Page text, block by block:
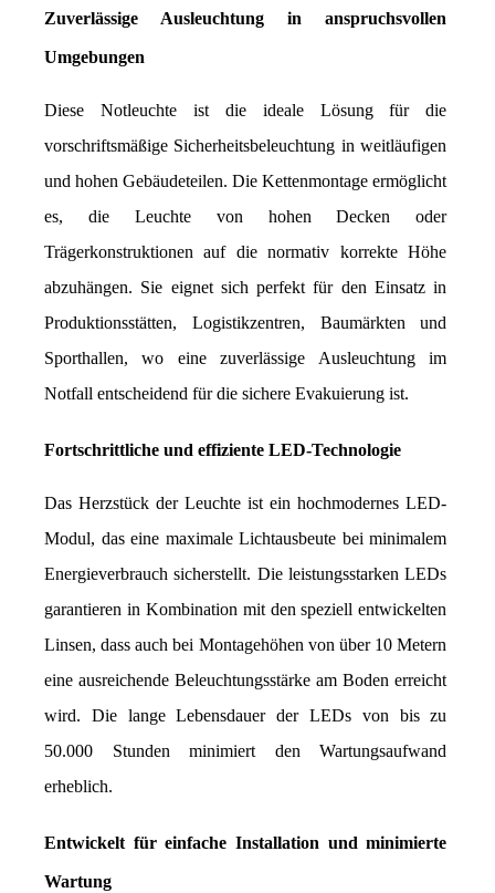
Zuverlässige Ausleuchtung in anspruchsvollen
Umgebungen
Diese Notleuchte ist die ideale Lösung für die
vorschriftsmäßige Sicherheitsbeleuchtung in weitläufigen
und hohen Gebäudeteilen. Die Kettenmontage ermöglicht
es, die Leuchte von hohen Decken oder
Trägerkonstruktionen auf die normativ korrekte Höhe
abzuhängen. Sie eignet sich perfekt für den Einsatz in
Produktionsstätten, Logistikzentren, Baumärkten und
Sporthallen, wo eine zuverlässige Ausleuchtung im
Notfall entscheidend für die sichere Evakuierung ist.
Fortschrittliche und effiziente LED-Technologie
Das Herzstück der Leuchte ist ein hochmodernes LED-
Modul, das eine maximale Lichtausbeute bei minimalem
Energieverbrauch sicherstellt. Die leistungsstarken LEDs
garantieren in Kombination mit den speziell entwickelten
Linsen, dass auch bei Montagehöhen von über 10 Metern
eine ausreichende Beleuchtungsstärke am Boden erreicht
wird. Die lange Lebensdauer der LEDs von bis zu
50.000 Stunden minimiert den Wartungsaufwand
erheblich.
Entwickelt für einfache Installation und minimierte
Wartung